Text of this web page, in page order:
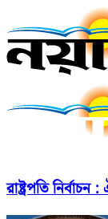
রাষ্ট্রপতি